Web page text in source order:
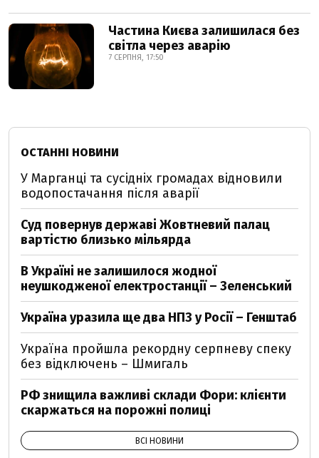
Частина Києва залишилася без
світла через аварію
7 СЕРПНЯ, 17:50
ОСТАННІ НОВИНИ
У Марганці та сусідніх громадах відновили
водопостачання після аварії
Суд повернув державі Жовтневий палац
вартістю близько мільярда
В Україні не залишилося жодної
неушкодженої електростанції – Зеленський
Україна уразила ще два НПЗ у Росії – Генштаб
Україна пройшла рекордну серпневу спеку
без відключень – Шмигаль
РФ знищила важливі склади Фори: клієнти
скаржаться на порожні полиці
ВСІ НОВИНИ